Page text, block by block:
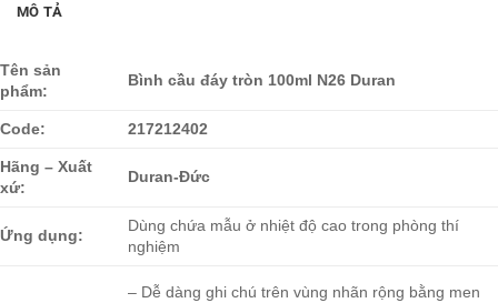
MÔ TẢ
Tên sản
phẩm:
Bình cầu đáy tròn 100ml N26 Duran
Code: 217212402
Hãng – Xuất
xứ:
Duran-Đức
Ứng dụng:
Dùng chứa mẫu ở nhiệt độ cao trong phòng thí
nghiệm
– Dễ dàng ghi chú trên vùng nhãn rộng bằng men